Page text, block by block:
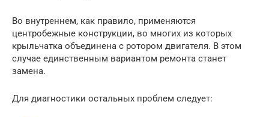
Во внутреннем, как правило, применяются
центробежные конструкции, во многих из которых
крыльчатка объединена с ротором двигателя. В этом
случае единственным вариантом ремонта станет
замена.
Для диагностики остальных проблем следует: